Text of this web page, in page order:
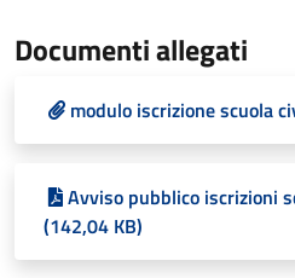
Documenti allegati
modulo iscrizione scuola
Avviso pubblico iscrizioni
(142,04 KB)